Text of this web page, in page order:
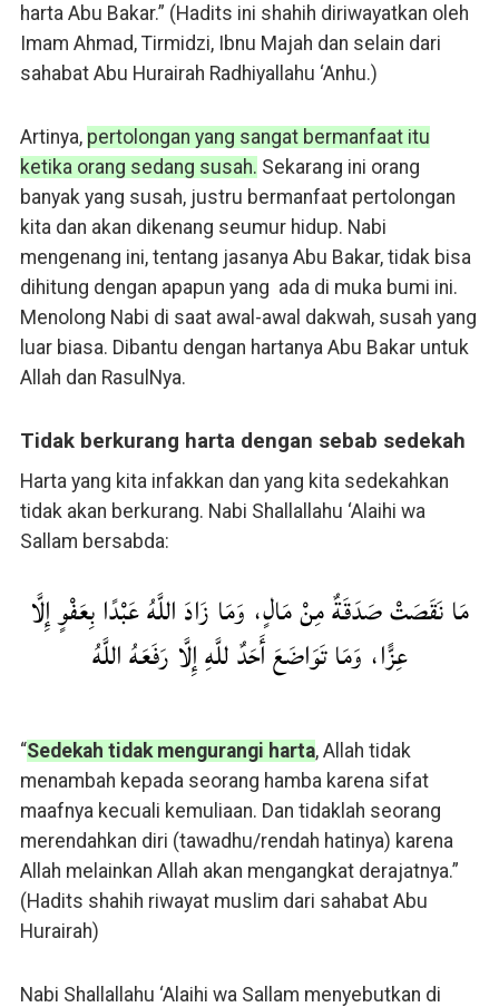
harta Abu Bakar.” (Hadits ini shahih diriwayatkan oleh
Imam Ahmad, Tirmidzi, Ibnu Majah dan selain dari
sahabat Abu Hurairah Radhiyallahu ‘Anhu.)
Artinya, pertolongan yang sangat bermanfaat itu
ketika orang sedang susah. Sekarang ini orang
banyak yang susah, justru bermanfaat pertolongan
kita dan akan dikenang seumur hidup. Nabi
mengenang ini, tentang jasanya Abu Bakar, tidak bisa
dihitung dengan apapun yang ada di muka bumi ini.
Menolong Nabi di saat awal-awal dakwah, susah yang
luar biasa. Dibantu dengan hartanya Abu Bakar untuk
Allah dan RasulNya.
Tidak berkurang harta dengan sebab sedekah
Harta yang kita infakkan dan yang kita sedekahkan
tidak akan berkurang. Nabi Shallallahu ‘Alaihi wa
Sallam bersabda:
مَا نَقَصَتْ صَدَقَةٌ مِنْ مَالٍ، وَمَا زَادَ اللَّهُ عَبْدًا بِعَفْوٍ إِلَّا
عِزًّا، وَمَا تَوَاضَعَ أَحَدٌ للَّهِ إِلَّا رَفَعَهُ اللَّهُ
“Sedekah tidak mengurangi harta, Allah tidak
menambah kepada seorang hamba karena sifat
maafnya kecuali kemuliaan. Dan tidaklah seorang
merendahkan diri (tawadhu/rendah hatinya) karena
Allah melainkan Allah akan mengangkat derajatnya.”
(Hadits shahih riwayat muslim dari sahabat Abu
Hurairah)
Nabi Shallallahu ‘Alaihi wa Sallam menyebutkan di